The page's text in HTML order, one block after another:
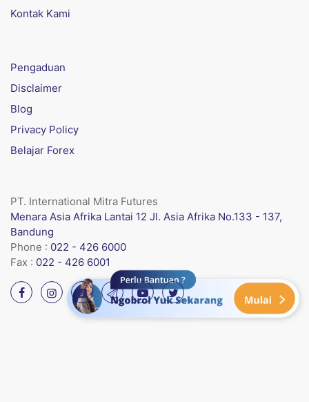
Kontak Kami
Pengaduan
Disclaimer
Blog
Privacy Policy
Belajar Forex
PT. International Mitra Futures
Menara Asia Afrika Lantai 12 Jl. Asia Afrika No.133 - 137,
Bandung
Phone : 022 - 426 6000
Fax : 022 - 426 6001